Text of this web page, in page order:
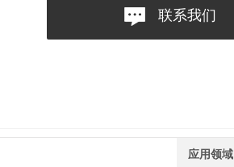
联系我们
应用领域